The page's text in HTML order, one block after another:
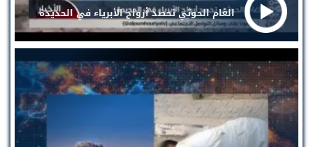
الغام الحوثي تحصد أرواح الأبرياء في الحديدة